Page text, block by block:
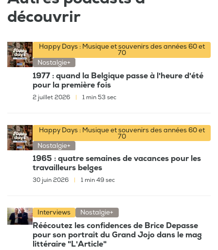
découvrir
Happy Days : Musique et souvenirs des années 60 et
70
Nostalgie+
1977 : quand la Belgique passe à l'heure d'été
pour la première fois
2 juillet 2026 1 min 53 sec
Happy Days : Musique et souvenirs des années 60 et
70
Nostalgie+
1965 : quatre semaines de vacances pour les
travailleurs belges
30 juin 2026 1 min 49 sec
Interviews Nostalgie+
Réécoutez les confidences de Brice Depasse
pour son portrait du Grand Jojo dans le mag
littéraire "L'Article"